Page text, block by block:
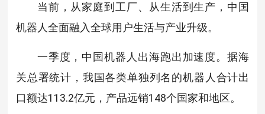
当前，从家庭到工厂、从生活到生产，中国
机器人全面融入全球用户生活与产业升级。
一季度，中国机器人出海跑出加速度。据海
关总署统计，我国各类单独列名的机器人合计出
口额达113.2亿元，产品远销148个国家和地区。